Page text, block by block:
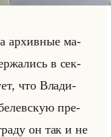
ар­хив­ные ма­
в сек­
что Вла­ди­
пре­
он так и не